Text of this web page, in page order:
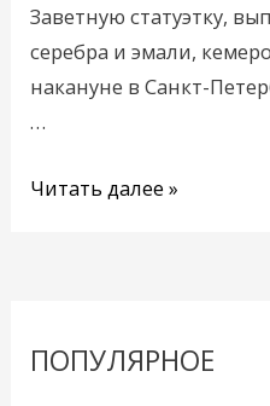
Заветную статуэтку,
серебра и эмали,
накануне в Санкт-
…
Читать далее »
ПОПУЛЯРНОЕ